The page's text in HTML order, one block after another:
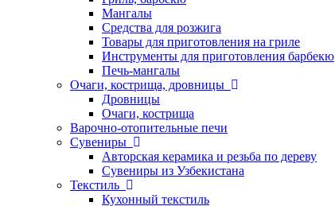
Мангалы
Средства для розжига
Товары для приготовления на гриле
Инструменты для приготовления барбекю
Печь-мангалы
Очаги, кострища, дровницы
Дровницы
Очаги, кострища
Варочно-отопительные печи
Сувениры
Авторская керамика и резьба по дереву
Сувениры из Узбекистана
Текстиль
Кухонный текстиль